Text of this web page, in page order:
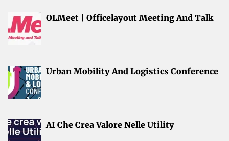
OLMeet | Officelayout Meeting And Talk
Urban Mobility And Logistics Conference
AI Che Crea Valore Nelle Utility